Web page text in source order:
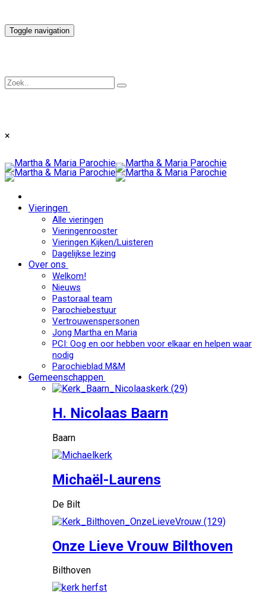
Toggle navigation
×
Vieringen
Alle vieringen
Vieringenrooster
Vieringen Kijken/Luisteren
Dagelijkse lezing
Over ons
Welkom!
Nieuws
Pastoraal team
Parochiebestuur
Vertrouwenspersonen
Jong Martha en Maria
PCI: Oog en oor hebben voor elkaar en helpen waar
nodig
Parochieblad M&M
Gemeenschappen
H. Nicolaas Baarn
Baarn
Michaël-Laurens
De Bilt
Onze Lieve Vrouw Bilthoven
Bilthoven